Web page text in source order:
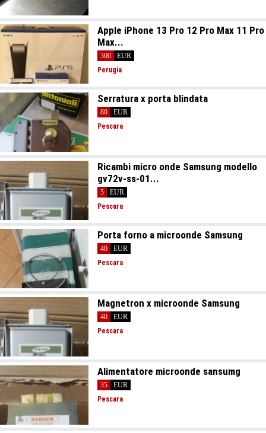
Apple iPhone 13 Pro 12 Pro Max 11 Pro
Max...
300
EUR
Perugia
Serratura x porta blindata
80
EUR
Pescara
Ricambi micro onde Samsung modello
gv72v-ss-01...
5
EUR
Pescara
Porta forno a microonde Samsung
40
EUR
Pescara
Magnetron x microonde Samsung
40
EUR
Pescara
Alimentatore microonde sansumg
35
EUR
Pescara